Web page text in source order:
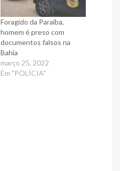
Foragido da Paraíba,
homem é preso com
documentos falsos na
Bahia
março 25, 2022
Em "POLÍCIA"